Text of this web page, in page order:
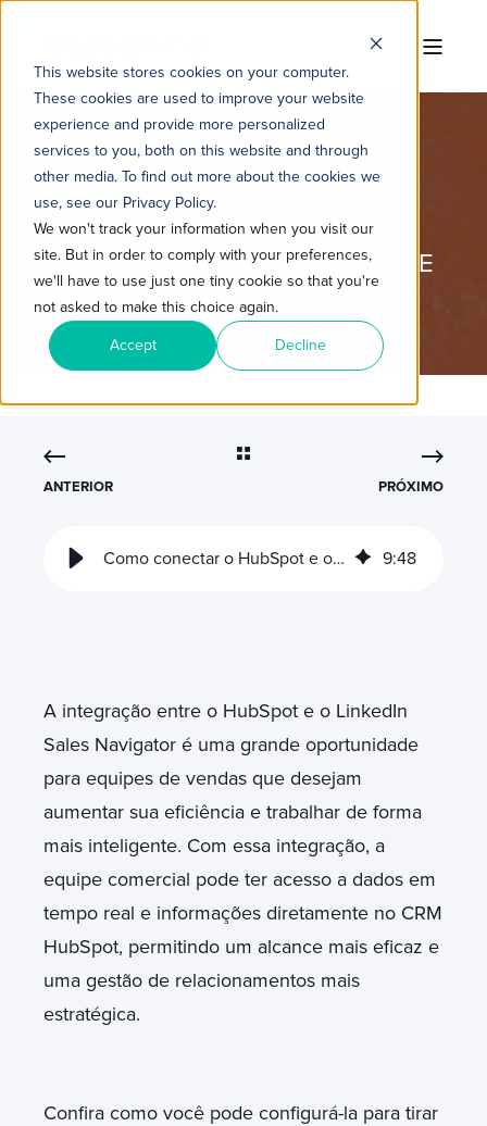
This website stores cookies on your computer.
These cookies are used to improve your website
experience and provide more personalized
services to you, both on this website and through
other media. To find out more about the cookies we
use, see our Privacy Policy.
We won't track your information when you visit our
site. But in order to comply with your preferences,
we'll have to use just one tiny cookie so that you're
not asked to make this choice again.
Accept Decline
6 MIN READ
COMO CONECTAR O HUBSPOT E
O LINKEDIN SALES NAVIGATOR
ANTERIOR PRÓXIMO
Como conectar o HubSpot e o LinkedIn Sales Navigator 9:48
A integração entre o HubSpot e o LinkedIn
Sales Navigator é uma grande oportunidade
para equipes de vendas que desejam
aumentar sua eficiência e trabalhar de forma
mais inteligente. Com essa integração, a
equipe comercial pode ter acesso a dados em
tempo real e informações diretamente no CRM
HubSpot, permitindo um alcance mais eficaz e
uma gestão de relacionamentos mais
estratégica.
Confira como você pode configurá-la para tirar